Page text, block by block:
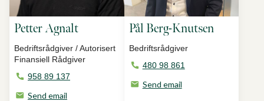
Petter Agnalt
Bedriftsrådgiver / Autorisert
Finansiell Rådgiver
958 89 137
Send email
Pål Berg-Knutsen
Bedriftsrådgiver
480 98 861
Send email